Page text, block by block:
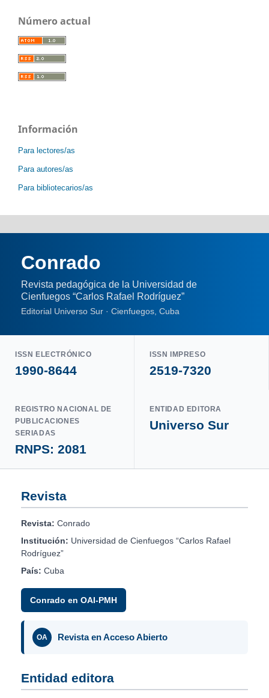
Número actual
Información
Para lectores/as
Para autores/as
Para bibliotecarios/as
Conrado
Revista pedagógica de la Universidad de
Cienfuegos “Carlos Rafael Rodríguez”
Editorial Universo Sur · Cienfuegos, Cuba
ISSN ELECTRÓNICO
1990-8644
ISSN IMPRESO
2519-7320
REGISTRO NACIONAL DE
PUBLICACIONES
SERIADAS
RNPS: 2081
ENTIDAD EDITORA
Universo Sur
Revista
Revista: Conrado
Institución: Universidad de Cienfuegos “Carlos Rafael
Rodríguez”
País: Cuba
Conrado en OAI-PMH
OA Revista en Acceso Abierto
Entidad editora